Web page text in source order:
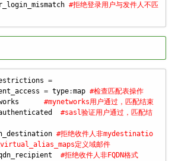
#拒绝登录用户与发件人不匹
=
= type:map #检查匹配表操作
#mynetworks用户通过，匹配结束
#sasl验证用户通过，匹配结
#拒绝收件人非mydestinatio
定义域邮件
#拒绝收件人非FQDN格式